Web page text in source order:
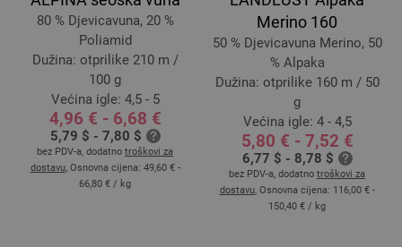
80 % Djevicavuna, 20 %
Poliamid
Dužina: otprilike 210 m /
100 g
Većina igle: 4,5 - 5
4,96 € - 6,68 €
5,79 $ - 7,80 $
bez PDV-a, dodatno troškovi za
dostavu, Osnovna cijena: 49,60 € -
66,80 € / kg
Merino 160
50 % Djevicavuna Merino, 50
% Alpaka
Dužina: otprilike 160 m / 50
g
Većina igle: 4 - 4,5
5,80 € - 7,52 €
6,77 $ - 8,78 $
bez PDV-a, dodatno troškovi za
dostavu, Osnovna cijena: 116,00 € -
150,40 € / kg